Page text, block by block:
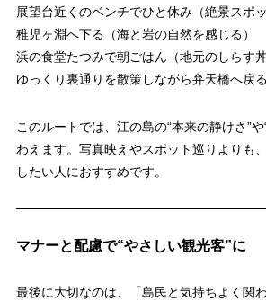
展望台近くのベンチでひと休み（絶景スポッ
稚児ヶ淵へ下る（海と岩の自然を感じる）
浜の食堂たつみで朝ごはん（地元のしらす丼
ゆっくり裏通りを散策しながら弁天橋へ戻る
このルートでは、江の島の“本来の静けさ”
わえます。写真映えやスポット巡りよりも
したい人におすすめです。
マナーと配慮で“やさしい観光客”に
最後に大切なのは、「島民と気持ちよく関